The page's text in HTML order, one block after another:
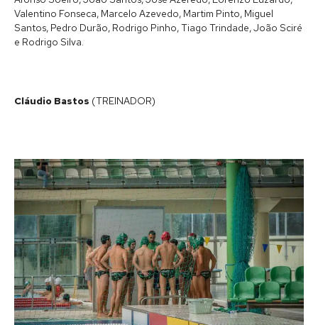
Valentino Fonseca, Marcelo Azevedo, Martim Pinto, Miguel
Santos, Pedro Durão, Rodrigo Pinho, Tiago Trindade, João Sciré
e Rodrigo Silva.
Cláudio Bastos (TREINADOR)